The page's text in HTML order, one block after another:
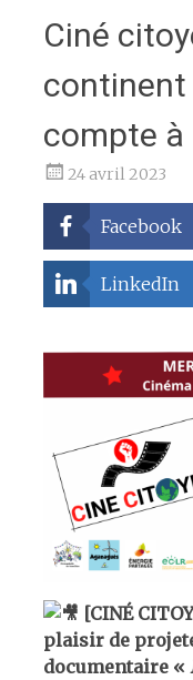
Ciné
continent
compte à
24 avril 2023
Facebook
LinkedIn
[CINÉ
plaisir de
documentaire «